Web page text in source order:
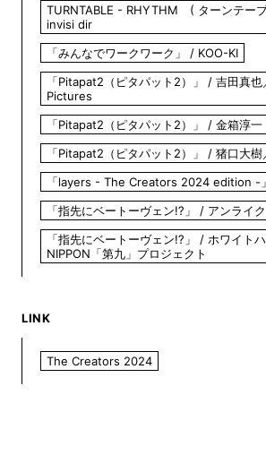
TURNTABLE - RHYTHM ( ターンテー
invisi dir
「みんなでワークワーク」 / KOO-KI
「Pitapat2（ピタパット2）」 / 吉田真
Pictures
「Pitapat2（ピタパット2）」 / 金箱淳一
「Pitapat2（ピタパット2）」 / 猪口大樹
「layers - The Creators 2024 edition
「指先にベートーヴェン!?」 / アンライク
「指先にベートーヴェン!?」 / ホワイト
NIPPON「第九」プロジェクト
LINK
The Creators 2024